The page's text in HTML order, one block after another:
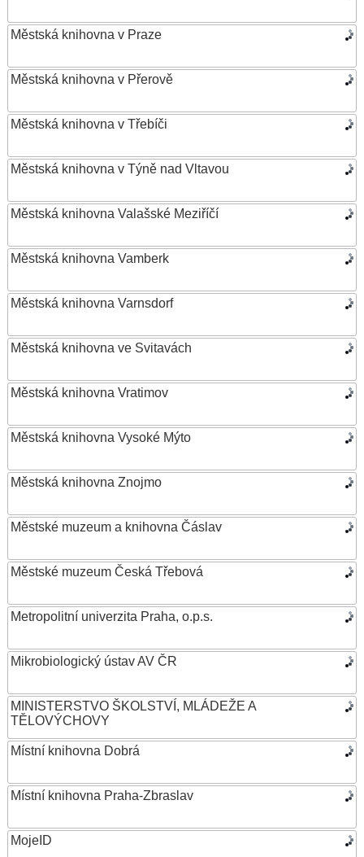
Městská knihovna v Praze
Městská knihovna v Přerově
Městská knihovna v Třebíči
Městská knihovna v Týně nad Vltavou
Městská knihovna Valašské Meziříčí
Městská knihovna Vamberk
Městská knihovna Varnsdorf
Městská knihovna ve Svitavách
Městská knihovna Vratimov
Městská knihovna Vysoké Mýto
Městská knihovna Znojmo
Městské muzeum a knihovna Čáslav
Městské muzeum Česká Třebová
Metropolitní univerzita Praha, o.p.s.
Mikrobiologický ústav AV ČR
MINISTERSTVO ŠKOLSTVÍ, MLÁDEŽE A
TĚLOVÝCHOVY
Místní knihovna Dobrá
Místní knihovna Praha-Zbraslav
MojeID